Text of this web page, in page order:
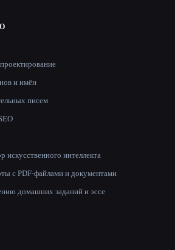
и имён
писем
искусственного интеллекта
с PDF-файлами и документами
домашних заданий и эссе